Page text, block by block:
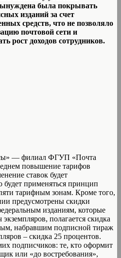
была покрывать
изданий за счет
средств, что не позволяло
почтовой сети и
рост доходов сотрудников.
— филиал ФГУП «Почта
повышение тарифов
ставок будет
применяться принцип
тарифным зонам. Кроме того,
предусмотрены скидки
изданиям, которые
полагается скидка
набравшим подписной тираж
– скидка 25 процентов.
подписчиков: те, кто оформит
или «до востребования»,